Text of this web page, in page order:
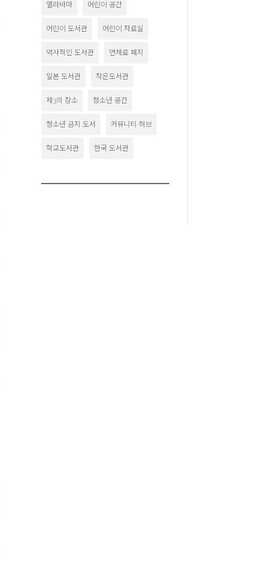
앨라바마 어린이 공간
어린이 도서관 어린이 자료실
역사적인 도서관 연체료 폐지
일본 도서관 작은도서관
제3의 장소 청소년 공간
청소년 금지 도서 커뮤니티 허브
학교도서관 한국 도서관